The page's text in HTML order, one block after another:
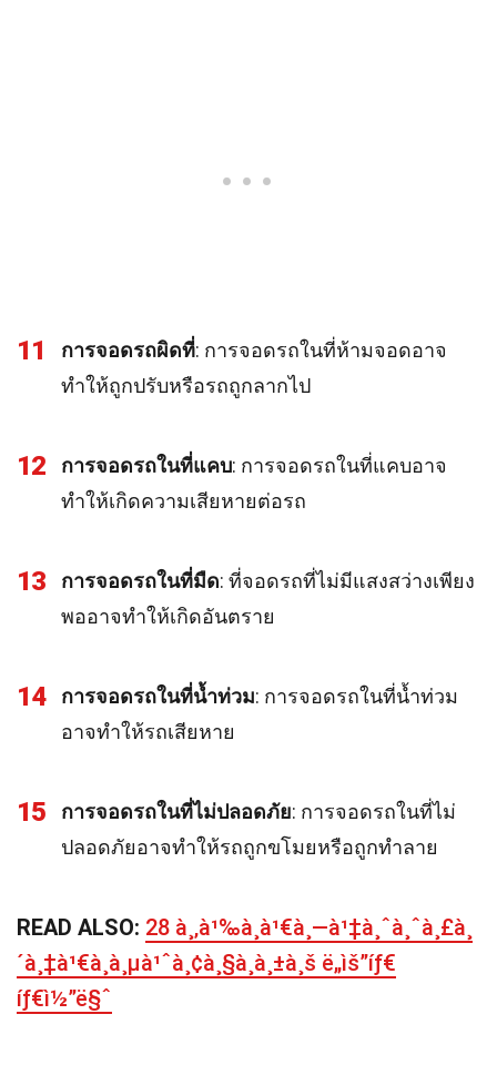
11 การจอดรถผิดที่: การจอดรถในที่ห้ามจอดอาจ
ทำให้ถูกปรับหรือรถถูกลากไป
12 การจอดรถในที่แคบ: การจอดรถในที่แคบอาจ
ทำให้เกิดความเสียหายต่อรถ
13 การจอดรถในที่มืด: ที่จอดรถที่ไม่มีแสงสว่างเพียง
พออาจทำให้เกิดอันตราย
14 การจอดรถในที่น้ำท่วม: การจอดรถในที่น้ำท่วม
อาจทำให้รถเสียหาย
15 การจอดรถในที่ไม่ปลอดภัย: การจอดรถในที่ไม่
ปลอดภัยอาจทำให้รถถูกขโมยหรือถูกทำลาย
READ ALSO: 28 à¸‚à¹‰à¸­à¹€à¸—à¹‡à¸ˆà¸ˆà¸£à¸
´à¸‡à¹€à¸à¸µà¹ˆà¸¢à¸§à¸à¸±à¸š ë„ìš”íƒ€
íƒ€ì½”ë§ˆ